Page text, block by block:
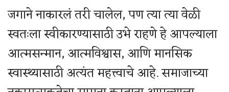
जगाने नाकारलं तरी चालेल, पण त्या त्या वेळी
स्वतःला स्वीकारण्यासाठी उभे राहणे हे आपल्याला
आत्मसन्मान, आत्मविश्वास, आणि मानसिक
स्वास्थ्यासाठी अत्यंत महत्त्वाचे आहे. समाजाच्या